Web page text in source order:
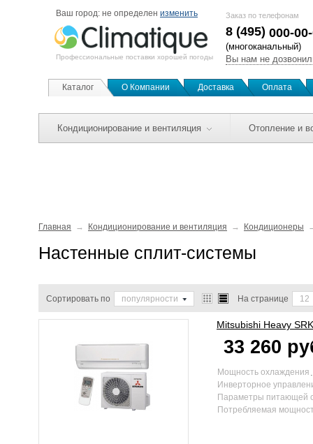
Ваш город: не определен изменить
Профессиональные поставки хорошей погоды
Заказ по телефонам
8 (495) 000-
(многоканальный)
Вы нам не
Каталог О Компании Доставка Оплата
Кондиционирование и вентиляция Отопление и
Главная Кондиционирование и вентиляция Кондиционеры
Настенные сплит-системы
Сортировать по популярности На странице 12
Mitsubishi Heavy
33 260
Мощность охлаждения
Инверторное
Параметры питающей
Потребляемая